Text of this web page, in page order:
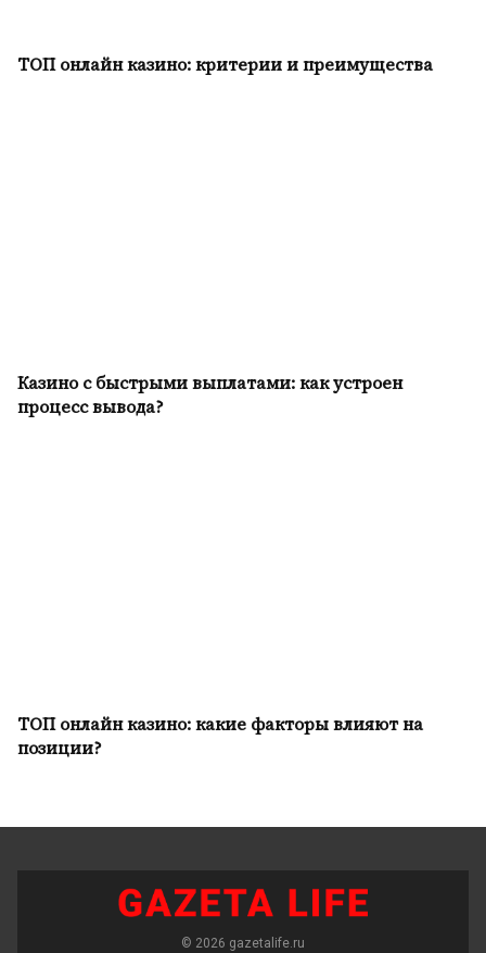
ТОП онлайн казино: критерии и преимущества
Казино с быстрыми выплатами: как устроен
процесс вывода?
ТОП онлайн казино: какие факторы влияют на
позиции?
© 2026 gazetalife.ru